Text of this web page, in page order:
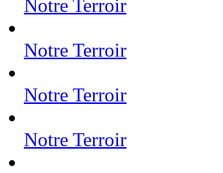
Notre Terroir
Notre Terroir
Notre Terroir
Notre Terroir